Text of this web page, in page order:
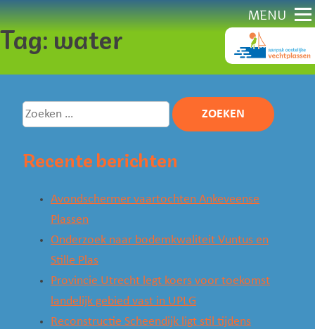
naar
content
MENU
Tag: water
Zoeken
naar:
Recente berichten
Avondschermer vaartochten Ankeveense
Plassen
Onderzoek naar bodemkwaliteit Vuntus en
Stille Plas
Provincie Utrecht legt koers voor toekomst
landelijk gebied vast in UPLG
Reconstructie Scheendijk ligt stil tijdens